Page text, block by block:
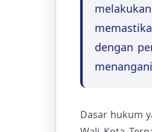
dengan
Dasar hukum